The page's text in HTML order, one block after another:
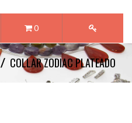
0
COLLAR ZODIAC PLATEADO